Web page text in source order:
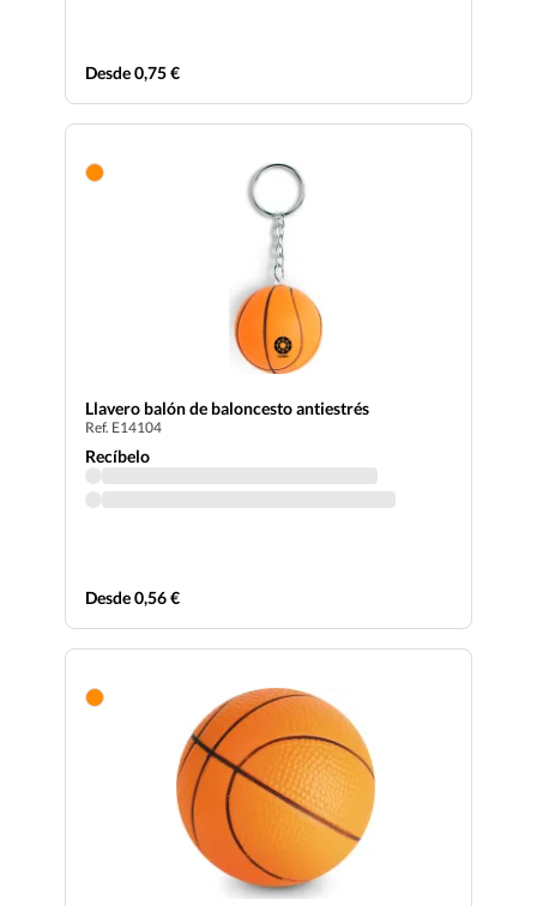
Desde 0,75 €
Llavero balón de baloncesto antiestrés
Ref. E14104
Recíbelo
Desde 0,56 €